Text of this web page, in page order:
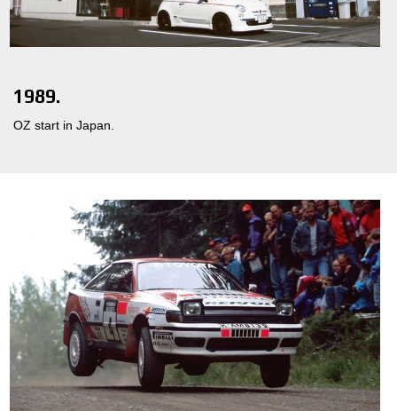
1989.
OZ start in Japan.